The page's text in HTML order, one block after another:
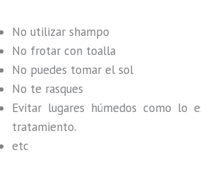
No utilizar shampo
No frotar con toalla
No puedes tomar el sol
No te rasques
Evitar lugares húmedos como
tratamiento.
etc